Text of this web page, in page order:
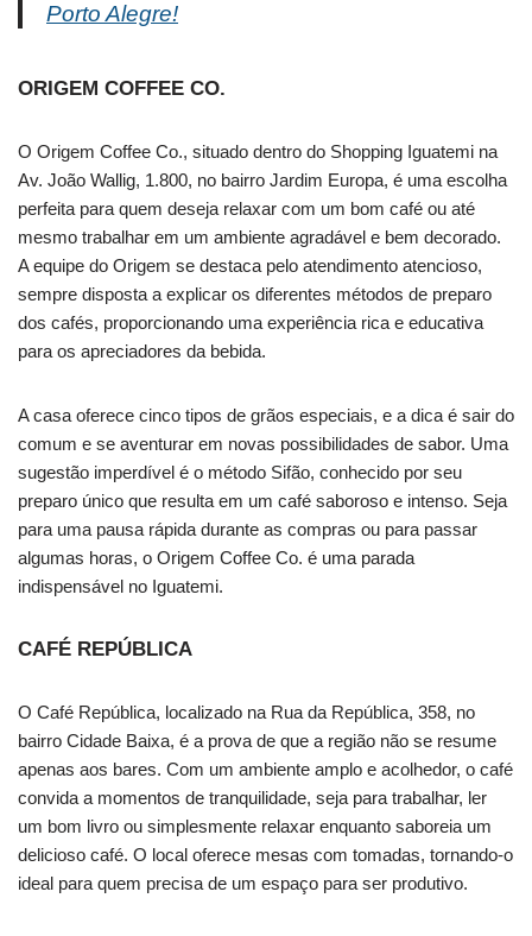
Porto Alegre!
ORIGEM COFFEE CO.
O Origem Coffee Co., situado dentro do Shopping Iguatemi na
Av. João Wallig, 1.800, no bairro Jardim Europa, é uma escolha
perfeita para quem deseja relaxar com um bom café ou até
mesmo trabalhar em um ambiente agradável e bem decorado.
A equipe do Origem se destaca pelo atendimento atencioso,
sempre disposta a explicar os diferentes métodos de preparo
dos cafés, proporcionando uma experiência rica e educativa
para os apreciadores da bebida.
A casa oferece cinco tipos de grãos especiais, e a dica é sair do
comum e se aventurar em novas possibilidades de sabor. Uma
sugestão imperdível é o método Sifão, conhecido por seu
preparo único que resulta em um café saboroso e intenso. Seja
para uma pausa rápida durante as compras ou para passar
algumas horas, o Origem Coffee Co. é uma parada
indispensável no Iguatemi.
CAFÉ REPÚBLICA
O Café República, localizado na Rua da República, 358, no
bairro Cidade Baixa, é a prova de que a região não se resume
apenas aos bares. Com um ambiente amplo e acolhedor, o café
convida a momentos de tranquilidade, seja para trabalhar, ler
um bom livro ou simplesmente relaxar enquanto saboreia um
delicioso café. O local oferece mesas com tomadas, tornando-o
ideal para quem precisa de um espaço para ser produtivo.